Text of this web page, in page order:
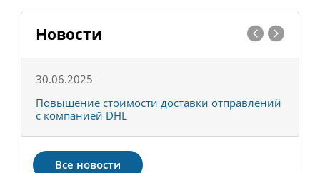
Новости
30.06.2025
Повышение стоимости доставки отправлений
с компанией DHL
Все новости